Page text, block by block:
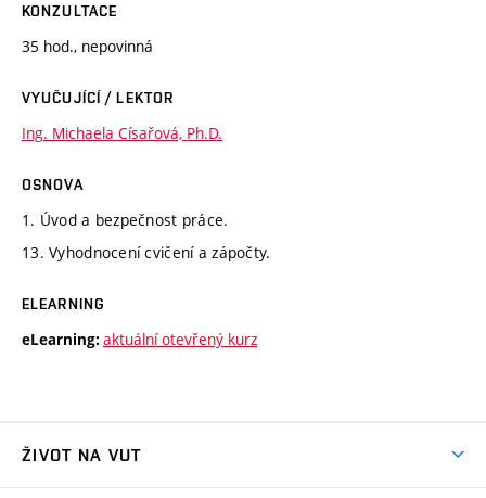
KONZULTACE
35 hod., nepovinná
VYUČUJÍCÍ / LEKTOR
Ing. Michaela Císařová, Ph.D.
OSNOVA
1. Úvod a bezpečnost práce.
13. Vyhodnocení cvičení a zápočty.
ELEARNING
eLearning: aktuální otevřený kurz
ŽIVOT NA VUT